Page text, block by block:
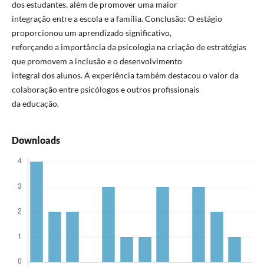
dos estudantes, além de promover uma maior
integração entre a escola e a família. Conclusão: O estágio
proporcionou um aprendizado significativo,
reforçando a importância da psicologia na criação de estratégias
que promovem a inclusão e o desenvolvimento
integral dos alunos. A experiência também destacou o valor da
colaboração entre psicólogos e outros profissionais
da educação.
Downloads